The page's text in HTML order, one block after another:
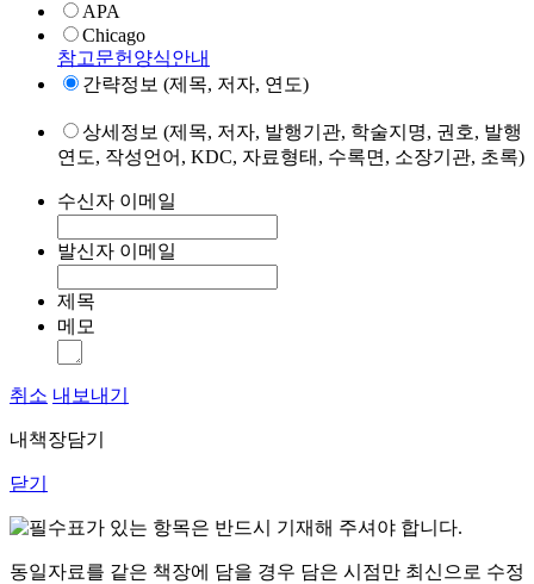
APA
Chicago
참고문헌양식안내
간략정보 (제목, 저자, 연도)
상세정보 (제목, 저자, 발행기관, 학술지명, 권호, 발행
연도, 작성언어, KDC, 자료형태, 수록면, 소장기관, 초록)
수신자 이메일
발신자 이메일
제목
메모
취소 내보내기
내책장담기
닫기
표가 있는 항목은 반드시 기재해 주셔야 합니다.
동일자료를 같은 책장에 담을 경우 담은 시점만 최신으로 수정